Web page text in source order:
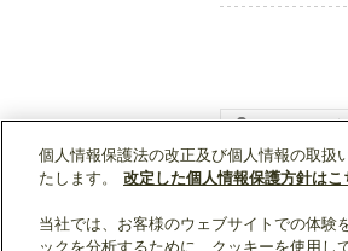
WIN2Kトップ 製
個人情報保護法の改正及び個人情報の取扱
たします。
改定した個人情報保護方針はこ
当社では、お客様のウェブサイトでの体験
ックを分析するために、クッキーを使用し